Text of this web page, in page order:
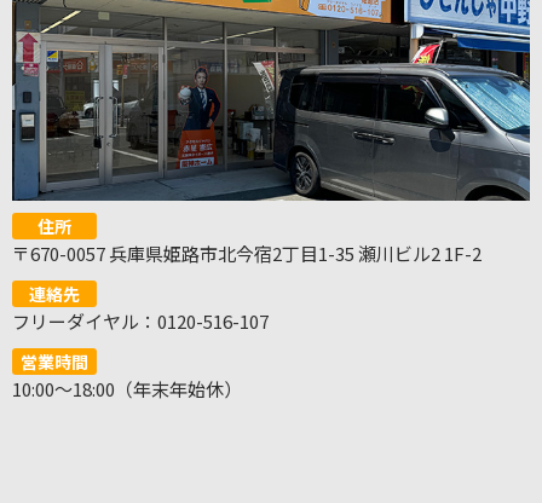
住所
〒670-0057 兵庫県姫路市北今宿2丁目1-35 瀬川ビル2 1F-2
連絡先
フリーダイヤル：0120-516-107
営業時間
10:00～18:00（年末年始休）